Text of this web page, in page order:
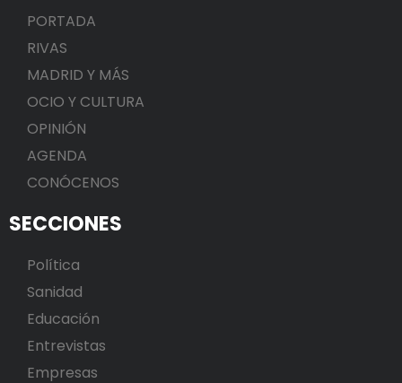
PORTADA
RIVAS
MADRID Y MÁS
OCIO Y CULTURA
OPINIÓN
AGENDA
CONÓCENOS
SECCIONES
Política
Sanidad
Educación
Entrevistas
Empresas